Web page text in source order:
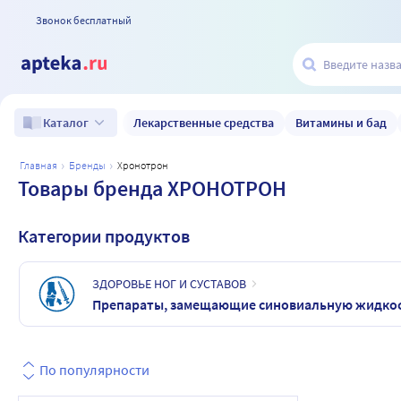
Звонок бесплатный
Каталог Лекарственные средства Витамины и бад
главная бренды хронотрон
Товары бренда ХРОНОТРОН
Категории продуктов
ЗДОРОВЬЕ НОГ И СУСТАВОВ
Препараты, замещающие синовиальную
По популярности